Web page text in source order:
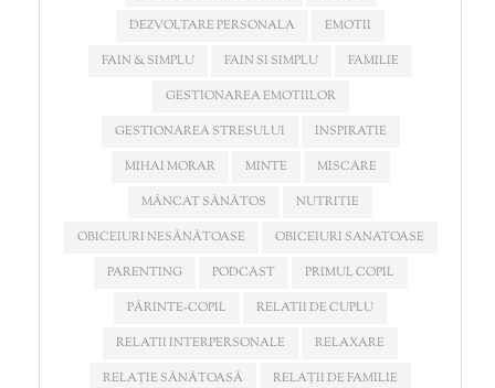
DEZVOLTARE PERSONALA
EMOTII
FAIN & SIMPLU
FAIN SI SIMPLU
FAMILIE
GESTIONAREA EMOTIILOR
GESTIONAREA STRESULUI
INSPIRATIE
MIHAI MORAR
MINTE
MISCARE
MÂNCAT SĂNĂTOS
NUTRITIE
OBICEIURI NESĂNĂTOASE
OBICEIURI SANATOASE
PARENTING
PODCAST
PRIMUL COPIL
PĂRINTE-COPIL
RELATII DE CUPLU
RELATII INTERPERSONALE
RELAXARE
RELAȚIE SĂNĂTOASĂ
RELAȚII DE FAMILIE